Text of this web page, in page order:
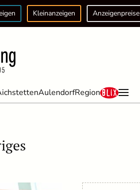
Kleinanzeigen Anzeigenpreise
AulendorfRegion